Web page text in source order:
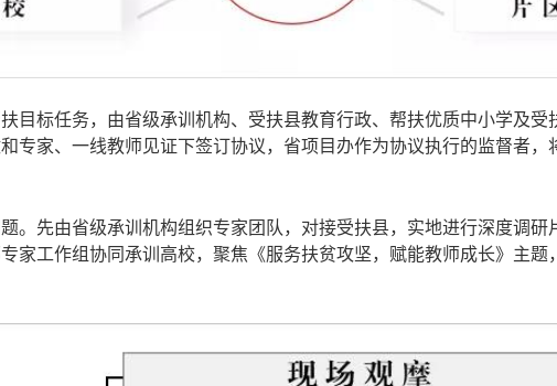
目标任务，由省级承训机构、受扶县教育行政、帮扶优质中小学及
专家、一线教师见证下签订协议，省项目办作为协议执行的监督者
。先由省级承训机构组织专家团队，对接受扶县，实地进行深度调
家工作组协同承训高校，聚焦《服务扶贫攻坚，赋能教师成长》主